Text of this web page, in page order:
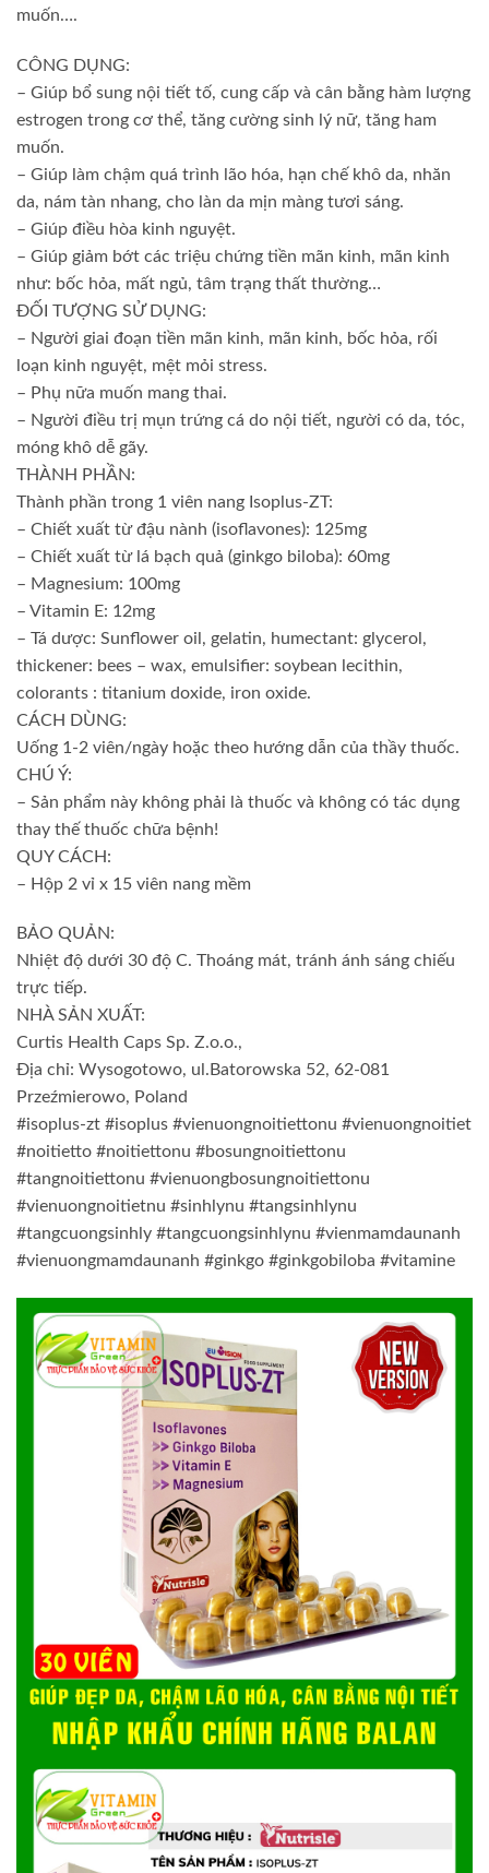
muốn….
CÔNG DỤNG:
– Giúp bổ sung nội tiết tố, cung cấp và cân bằng hàm lượng
estrogen trong cơ thể, tăng cường sinh lý nữ, tăng ham
muốn.
– Giúp làm chậm quá trình lão hóa, hạn chế khô da, nhăn
da, nám tàn nhang, cho làn da mịn màng tươi sáng.
– Giúp điều hòa kinh nguyệt.
– Giúp giảm bớt các triệu chứng tiền mãn kinh, mãn kinh
như: bốc hỏa, mất ngủ, tâm trạng thất thường…
ĐỐI TƯỢNG SỬ DỤNG:
– Người giai đoạn tiền mãn kinh, mãn kinh, bốc hỏa, rối
loạn kinh nguyệt, mệt mỏi stress.
– Phụ nữa muốn mang thai.
– Người điều trị mụn trứng cá do nội tiết, người có da, tóc,
móng khô dễ gãy.
THÀNH PHẦN:
Thành phần trong 1 viên nang Isoplus-ZT:
– Chiết xuất từ đậu nành (isoflavones): 125mg
– Chiết xuất từ lá bạch quả (ginkgo biloba): 60mg
– Magnesium: 100mg
– Vitamin E: 12mg
– Tá dược: Sunflower oil, gelatin, humectant: glycerol,
thickener: bees – wax, emulsifier: soybean lecithin,
colorants : titanium doxide, iron oxide.
CÁCH DÙNG:
Uống 1-2 viên/ngày hoặc theo hướng dẫn của thầy thuốc.
CHÚ Ý:
– Sản phẩm này không phải là thuốc và không có tác dụng
thay thế thuốc chữa bệnh!
QUY CÁCH:
– Hộp 2 vỉ x 15 viên nang mềm
BẢO QUẢN:
Nhiệt độ dưới 30 độ C. Thoáng mát, tránh ánh sáng chiếu
trực tiếp.
NHÀ SẢN XUẤT:
Curtis Health Caps Sp. Z.o.o.,
Địa chỉ: Wysogotowo, ul.Batorowska 52, 62-081
Przeźmierowo, Poland
#isoplus-zt #isoplus #vienuongnoitiettonu #vienuongnoitiet
#noitietto #noitiettonu #bosungnoitiettonu
#tangnoitiettonu #vienuongbosungnoitiettonu
#vienuongnoitietnu #sinhlynu #tangsinhlynu
#tangcuongsinhly #tangcuongsinhlynu #vienmamdaunanh
#vienuongmamdaunanh #ginkgo #ginkgobiloba #vitamine